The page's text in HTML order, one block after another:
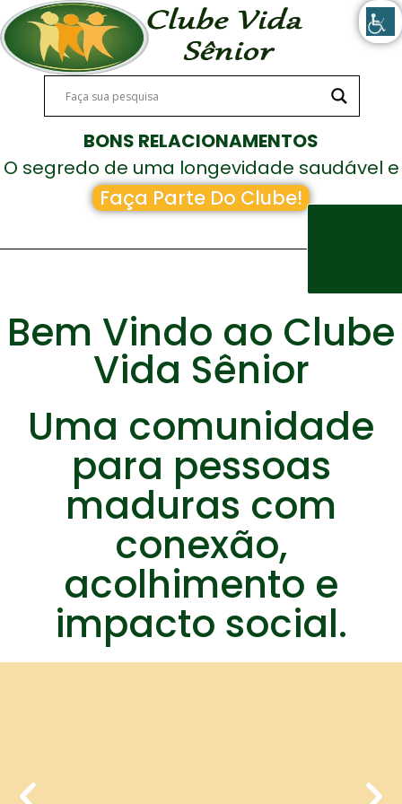
BONS RELACIONAMENTOS
O segredo de uma longevidade saudável e
feliz!
Faça Parte Do Clube!
Bem Vindo ao Clube
Vida Sênior
Uma comunidade
para pessoas
maduras com
conexão,
acolhimento e
impacto social.